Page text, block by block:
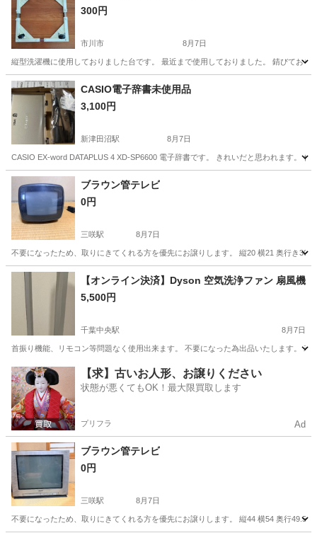
300円
市川市 8月7日
縦型洗濯機に使用しておりました台です。 最近まで使用しておりました。 錆びてお
千葉 市川市 生活家電 キャスター
CASIO電子辞書未使用品
3,100円
新津田沼駅 8月7日
CASIO EX-word DATAPLUS 4 XD-SP6600 電子辞書です。 きれいだと思われます。
千葉 船橋市 新津田沼駅 家電
ブラウン管テレビ
0円
三咲駅 8月7日
不要になったため、取りにきてくれる方を優先にお譲りします。 縦20 横21 奥行き30
千葉 船橋市 三咲駅 テレビ ブラウン管
【オンライン決済】Dyson 空気洗浄ファン 扇風機
5,500円
千葉中央駅 8月7日
首振り機能、リモコン等問題なく使用出来ます。 不要になった為出品いたします。
千葉 千葉市 千葉中央駅 季節、空調家電 Dyson
【求】古いお人形、お譲りください
状態が悪くてもOK！最大限買取します
プリフラ Ad
ブラウン管テレビ
0円
三咲駅 8月7日
不要になったため、取りにきてくれる方を優先にお譲りします。 縦44 横54 奥行49.5